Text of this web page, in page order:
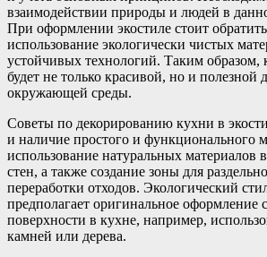
взаимодействии природы и людей в
При оформлении экостиле стоит
использование экологически чистых
устойчивых технологий. Таким образом,
будет не только красивой, но и полезной
окружающей среды.
Советы по декорированию кухни в
и наличие простого и функционального
использование натуральных материалов
стен, а также создание зоны для
переработки отходов. Экологический
предполагает оригинальное оформление
поверхности в кухне, например,
камней или дерева.